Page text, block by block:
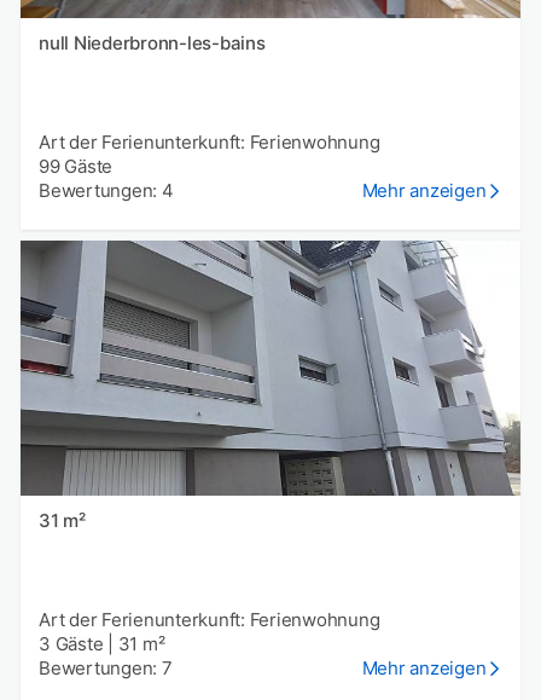
null Niederbronn-les-bains
Art der Ferienunterkunft: Ferienwohnung
99 Gäste
Bewertungen: 4
Mehr anzeigen
31 m²
Art der Ferienunterkunft: Ferienwohnung
3 Gäste
31 m²
Bewertungen: 7
Mehr anzeigen